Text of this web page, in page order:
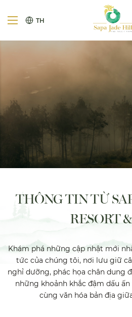
TH
THÔNG TIN TỪ
RESORT
Khám phá những cập nhật mới
tức của chúng tôi, nơi lưu giữ
nghỉ dưỡng, phác họa chân dung
những khoảnh khắc đậm dấu
cùng văn hóa bản địa